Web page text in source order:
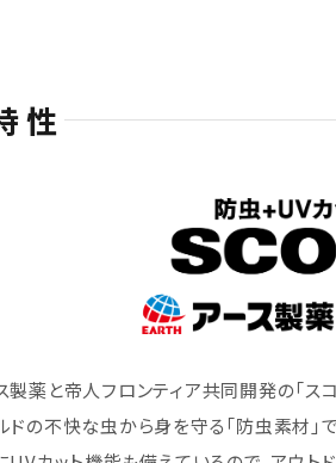
性
製薬と帝人フロンティア共同開発の「ス
ドの不快な虫から身を守る「防虫素材」で